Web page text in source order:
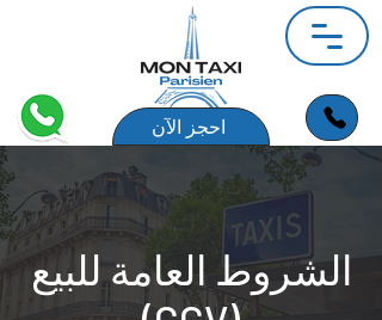
احجز الآن
الشروط العامة للبيع